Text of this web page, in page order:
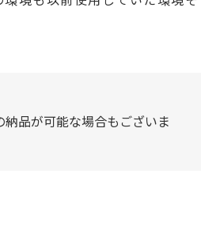
品が可能な場合もございま